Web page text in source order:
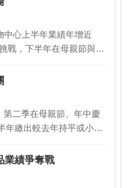
中心上半年業績年增近
半年業績年增近…
二季在母親節、年中慶
年繳出較去年持平或小增
持平；購 物商場部分…
業績爭奪戰